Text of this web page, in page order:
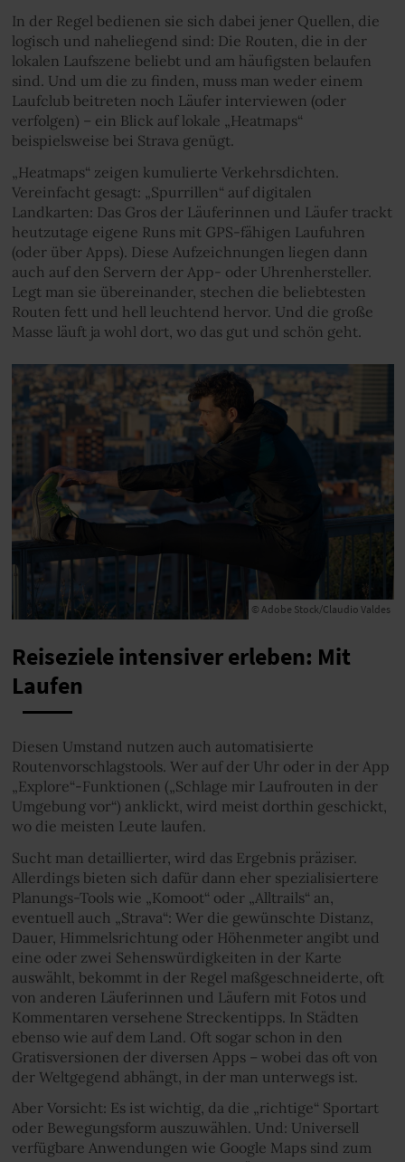
In der Regel bedienen sie sich dabei jener Quellen, die
logisch und naheliegend sind: Die Routen, die in der
lokalen Laufszene beliebt und am häufigsten belaufen
sind. Und um die zu finden, muss man weder einem
Laufclub beitreten noch Läufer interviewen (oder
verfolgen) – ein Blick auf lokale „Heatmaps“
beispielsweise bei Strava genügt.
„Heatmaps“ zeigen kumulierte Verkehrsdichten.
Vereinfacht gesagt: „Spurrillen“ auf digitalen
Landkarten: Das Gros der Läuferinnen und Läufer trackt
heutzutage eigene Runs mit GPS-fähigen Laufuhren
(oder über Apps). Diese Aufzeichnungen liegen dann
auch auf den Servern der App- oder Uhrenhersteller.
Legt man sie übereinander, stechen die beliebtesten
Routen fett und hell leuchtend hervor. Und die große
Masse läuft ja wohl dort, wo das gut und schön geht.
© Adobe Stock/Claudio Valdes
Reiseziele intensiver erleben: Mit
Laufen
Diesen Umstand nutzen auch automatisierte
Routenvorschlagstools. Wer auf der Uhr oder in der App
„Explore“-Funktionen („Schlage mir Laufrouten in der
Umgebung vor“) anklickt, wird meist dorthin geschickt,
wo die meisten Leute laufen.
Sucht man detaillierter, wird das Ergebnis präziser.
Allerdings bieten sich dafür dann eher spezialisiertere
Planungs-Tools wie „Komoot“ oder „Alltrails“ an,
eventuell auch „Strava“: Wer die gewünschte Distanz,
Dauer, Himmelsrichtung oder Höhenmeter angibt und
eine oder zwei Sehenswürdigkeiten in der Karte
auswählt, bekommt in der Regel maßgeschneiderte, oft
von anderen Läuferinnen und Läufern mit Fotos und
Kommentaren versehene Streckentipps. In Städten
ebenso wie auf dem Land. Oft sogar schon in den
Gratisversionen der diversen Apps – wobei das oft von
der Weltgegend abhängt, in der man unterwegs ist.
Aber Vorsicht: Es ist wichtig, da die „richtige“ Sportart
oder Bewegungsform auszuwählen. Und: Universell
verfügbare Anwendungen wie Google Maps sind zum